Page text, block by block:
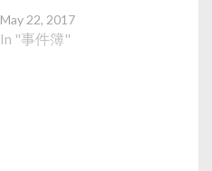
每一縣市有潛力參選
人，幾乎都在他腦海
May 22, 2017
In "事件簿"